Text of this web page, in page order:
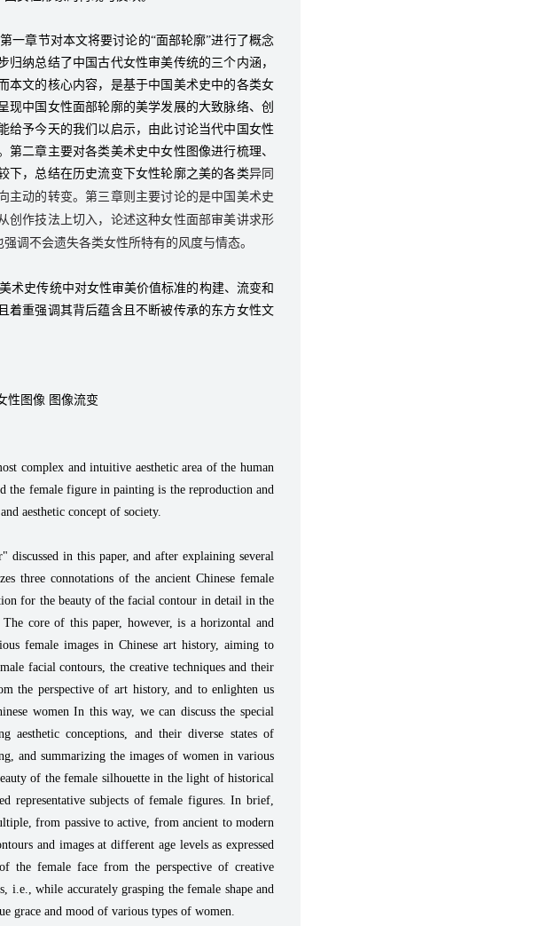
一章节对本文将要讨论的“面部轮廓”进行了概念
纳总结了中国古代女性审美传统的三个内涵，
本文的核心内容，是基于中国美术史中的各类女
中国女性面部轮廓的美学发展的大致脉络、创
给予今天的我们以启示，由此讨论当代中国女性
二章主要对各类美术史中女性图像进行梳理、
下，总结在历史流变下女性轮廓之美的各类异同
主动的转变。第三章则主要讨论的是中国美术史
创作技法上切入，论述这种女性面部审美讲求形
调不会遗失各类女性所特有的风度与情态。
术史传统中对女性审美价值标准的构建、流变和
着重强调其背后蕴含且不断被传承的东方女性文
性图像 图像流变
complex and intuitive aesthetic area of the human
the female figure in painting is the reproduction and
aesthetic concept of society.
in this paper, and after explaining several
three connotations of the ancient Chinese female
for the beauty of the facial contour in detail in the
core of this paper, however, is a horizontal and
female images in Chinese art history, aiming to
facial contours, the creative techniques and their
the perspective of art history, and to enlighten us
women In this way, we can discuss the special
aesthetic conceptions, and their diverse states of
and summarizing the images of women in various
of the female silhouette in the light of historical
representative subjects of female figures. In brief,
from passive to active, from ancient to modern
and images at different age levels as expressed
the female face from the perspective of creative
while accurately grasping the female shape and
grace and mood of various types of women.